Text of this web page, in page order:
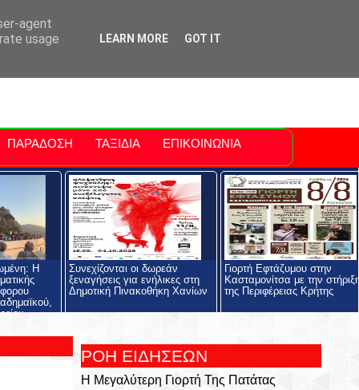
Polis
ΠΑΡΑΔΟΣΗ ΤΑΞΙΔΙΑ ΕΠΙΚΟΙΝΩΝΙΑ
Η
Συνεχίζονται οι δωρεάν
ξεναγήσεις για ενήλικες στη
Δημοτική Πινακοθήκη Χανίων
Γιορτή Εφτάζυμου στην
Κασταμονίτσα με την
της Περιφέρειας Κρήτης
ΡΟΗ ΕΙΔΗΣΕΩΝ
Η Μεγαλύτερη Γιορτή Της Πατάτας
agent
usage
LEARN MORE GOT IT